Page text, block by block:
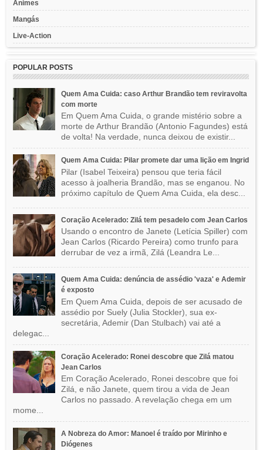
Animes
Mangás
Live-Action
POPULAR POSTS
Quem Ama Cuida: caso Arthur Brandão tem reviravolta
com morte
Em Quem Ama Cuida, o grande mistério sobre a
morte de Arthur Brandão (Antonio Fagundes) está
de volta! Na verdade, nunca deixou de existir...
Quem Ama Cuida: Pilar promete dar uma lição em Ingrid
Pilar (Isabel Teixeira) pensou que teria fácil
acesso à joalheria Brandão, mas se enganou. No
próximo capítulo de Quem Ama Cuida, ela desc...
Coração Acelerado: Zilá tem pesadelo com Jean Carlos
Usando o encontro de Janete (Letícia Spiller) com
Jean Carlos (Ricardo Pereira) como trunfo para
derrubar de vez a irmã, Zilá (Leandra Le...
Quem Ama Cuida: denúncia de assédio 'vaza' e Ademir
é exposto
Em Quem Ama Cuida, depois de ser acusado de
assédio por Suely (Julia Stockler), sua ex-
secretária, Ademir (Dan Stulbach) vai até a
delegac...
Coração Acelerado: Ronei descobre que Zilá matou
Jean Carlos
Em Coração Acelerado, Ronei descobre que foi
Zilá, e não Janete, quem tirou a vida de Jean
Carlos no passado. A revelação chega em um
mome...
A Nobreza do Amor: Manoel é traído por Mirinho e
Diógenes